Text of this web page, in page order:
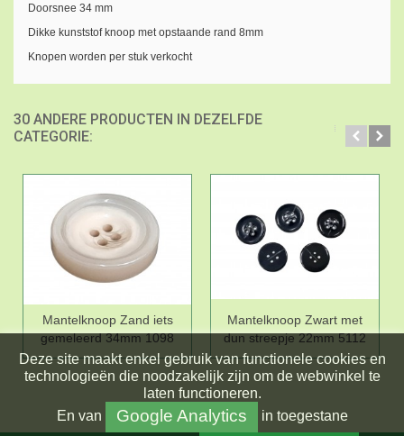
Doorsnee 34 mm
Dikke kunststof knoop met opstaande rand 8mm
Knopen worden per stuk verkocht
30 ANDERE PRODUCTEN IN DEZELFDE
CATEGORIE:
Mantelknoop Zand iets
gemeleerd 34mm 1098
Mantelknoop Zwart met
dun streepje 22mm 5112
Deze site maakt enkel gebruik van functionele cookies en
technologieën die noodzakelijk zijn om de webwinkel te
laten functioneren.
En van Google Analytics
in toegestane